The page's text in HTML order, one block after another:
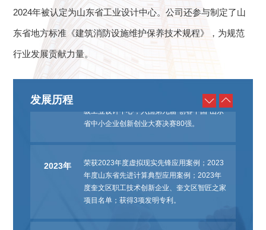
2024年被认定为山东省工业设计中心。公司还参与制定了山
东省地方标准《建筑消防设施维护保养技术规程》，为规范
行业发展贡献力量。
发展历程
新“小巨人”企业，并依托完善的培育体系成为
山东省工信厅认定的消防特有工种实训基地，
兼具技术实力、行业认可度与人才培养能力。
“数字消防和云平台”荣获山东省大数据局2023
年度全省大数据创新典型应用成果；荣获山东
省建筑业全链条龙头骨干企业；入选第八批省
级工业设计中心；入围第九届“创客中国”山东
省中小企业创新创业大赛决赛80强。
2023年
荣获2023年度虚拟现实先锋应用案例；2023
年度山东省先进计算典型应用案例；2023年
度奎文区职工技术创新企业、奎文区智匠之家
项目名单；获得3项发明专利。